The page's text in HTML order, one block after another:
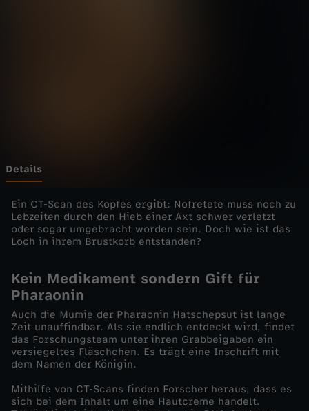
s
e
l
d
e
s
A
l
Details
Ein CT-Scan des Kopfes ergibt: Nofretete muss noch zu
Lebzeiten durch den Hieb einer Axt schwer verletzt
oder sogar umgebracht worden sein. Doch wie ist das
Loch in ihrem Brustkorb entstanden?
Kein Medikament sondern Gift für
Pharaonin
Auch die Mumie der Pharaonin Hatschepsut ist lange
Zeit unauffindbar. Als sie endlich entdeckt wird, findet
das Forschungsteam unter ihren Grabbeigaben ein
versiegeltes Fläschchen. Es trägt eine Inschrift mit
dem Namen der Königin.
Mithilfe von CT-Scans finden Forscher heraus, dass es
sich bei dem Inhalt um eine Hautcreme handelt.